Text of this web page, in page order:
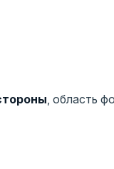
, область